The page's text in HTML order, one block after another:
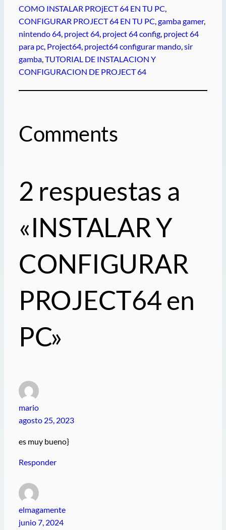
COMO INSTALAR PROjECT 64 EN TU PC,
CONFIGURAR PROJECT 64 EN TU PC, gamba gamer,
nintendo 64, project 64, project 64 config, project 64
para pc, Project64, project64 configurar mando, sir
gamba, TUTORIAL DE INSTALACION Y
CONFIGURACION DE PROJECT 64
Comments
2 respuestas a
«INSTALAR Y
CONFIGURAR
PROJECT64 en
PC»
mario
agosto 25, 2023
es muy bueno}
Responder
elmagamente
junio 7, 2024